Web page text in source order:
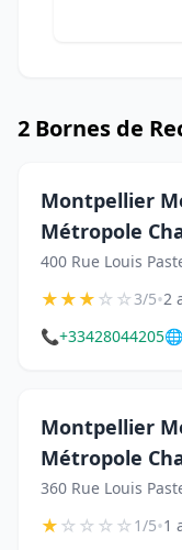
2 Bornes de
Montpellier
Métropole
400 Rue Louis
★★★☆☆3/5•2
📞+33428044205🌐
Montpellier
Métropole
360 Rue Louis
★☆☆☆☆1/5•1